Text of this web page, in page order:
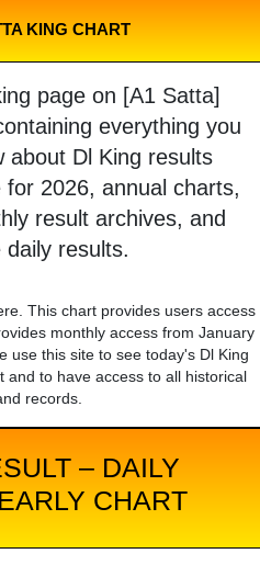
KING CHART
page on [A1 Satta]
everything you
about Dl King results
2026, annual charts,
result archives, and
daily results.
This chart provides users access
monthly access from January
use this site to see today's Dl King
and to have access to all historical
records.
– DAILY
CHART